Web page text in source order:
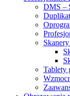
DMS –
Tablety